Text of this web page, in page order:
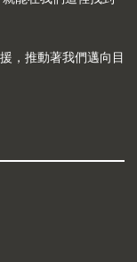
，推動著我們邁向目